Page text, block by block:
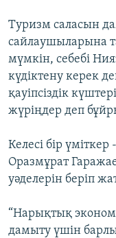
Туризм саласын
сайлаушыларына
мүмкін, себебі
күдіктену керек
қауіпсіздік
жүріңдер деп
Келесі бір
Оразмұрат
уәделерін беріп
“Нарықтық
дамыту үшін